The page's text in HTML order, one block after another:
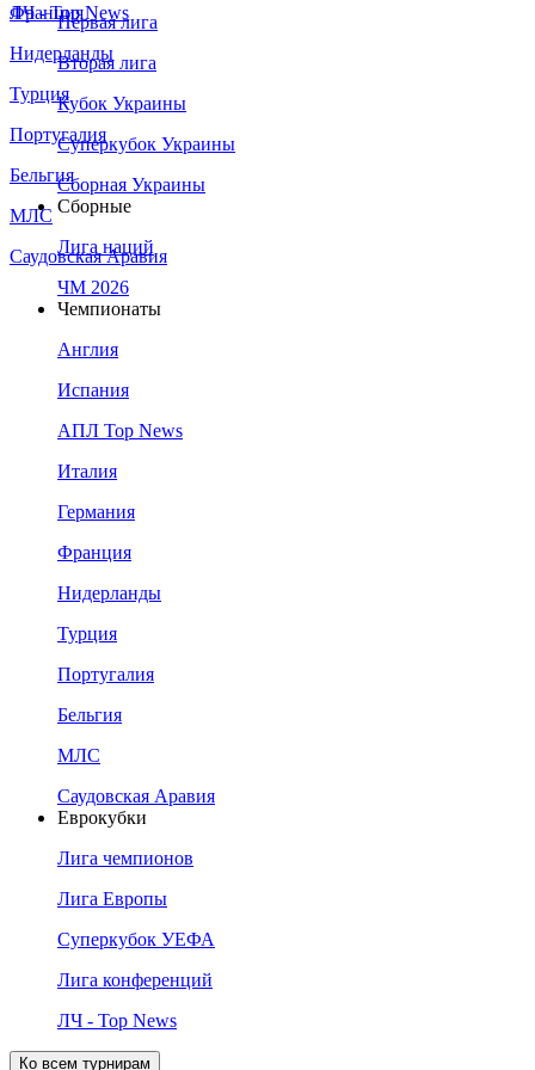
Франция
Нидерланды
Турция
Португалия
Бельгия
МЛС
Саудовская Аравия
ЛЧ - Top News
Первая лига
Вторая лига
Кубок Украины
Суперкубок Украины
Сборная Украины
Сборные
Лига наций
ЧМ 2026
Чемпионаты
Англия
Испания
АПЛ Top News
Италия
Германия
Франция
Нидерланды
Турция
Португалия
Бельгия
МЛС
Саудовская Аравия
Еврокубки
Лига чемпионов
Лига Европы
Суперкубок УЕФА
Лига конференций
ЛЧ - Top News
Ко всем турнирам